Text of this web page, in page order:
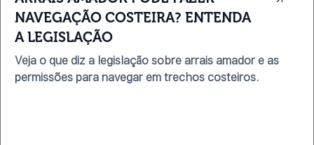
NAVEGAÇÃO COSTEIRA? ENTENDA
A LEGISLAÇÃO
Veja o que diz a legislação sobre arrais amador e as
permissões para navegar em trechos costeiros.